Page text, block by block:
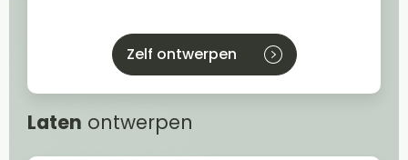
Zelf ontwerpen
Laten ontwerpen